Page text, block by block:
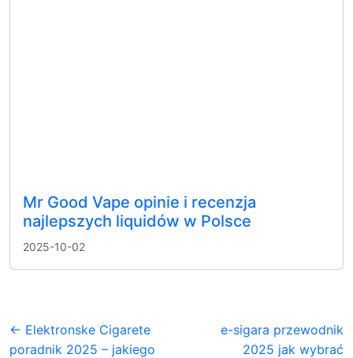
Mr Good Vape opinie i recenzja
najlepszych liquidów w Polsce
2025-10-02
← Elektronske Cigarete
poradnik 2025 – jakiego
e-sigara przewodnik
2025 jak wybrać